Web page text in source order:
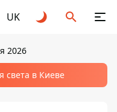
UK
2026
света в Киеве